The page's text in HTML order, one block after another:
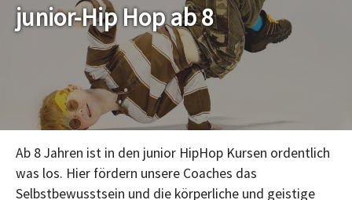
junior-Hip Hop ab 8
Ab 8 Jahren ist in den junior HipHop Kursen ordentlich
was los. Hier fördern unsere Coaches das
Selbstbewusstsein und die körperliche und geistige